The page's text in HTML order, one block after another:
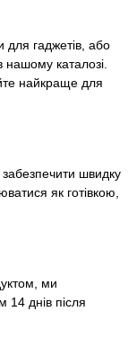
для гаджетів, або
нашому каталозі.
найкраще для
швидку
як готівкою,
ми
14 днів після